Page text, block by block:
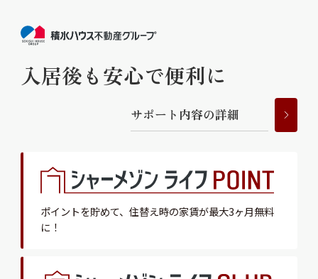
入居後も安心で便利に
サポー ト 内容の詳細
ポイントを貯めて、 住替え時の家賃が最大3ヶ月無料
に！